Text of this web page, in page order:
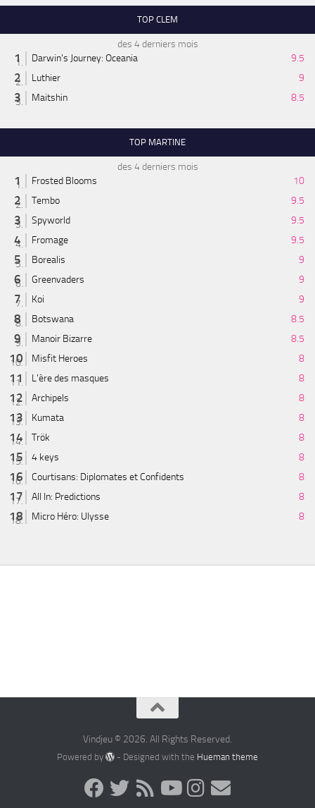
TOP CLEM
des 4 derniers mois
Darwin's Journey: Oceania
9.5
Luthier
9
Maitshin
8.5
TOP MARTINE
des 4 derniers mois
Frosted Blooms
10
Tembo
9.5
Spyworld
9.5
Fromage
9.5
Borealis
9
Greenvaders
9
Koi
9
Botswana
8.5
Manoir Bizarre
8.5
Misfit Heroes
8
L'ère des masques
8
Archipels
8
Kumata
8
Trök
8
4 keys
8
Courtisans: Diplomates et Confidents
8
All In: Predictions
8
Micro Héro: Ulysse
8
Vindjeu © 2026. All Rights Reserved.
Powered by - Designed with the Hueman theme